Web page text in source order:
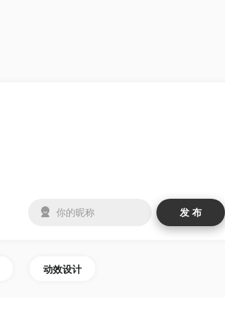
动效设计